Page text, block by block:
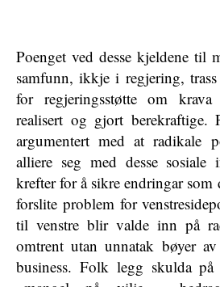
Poenget ved desse kjeldene til
samfunn, ikkje i regjering,
for regjeringsstøtte om
realisert og gjort berekraftige.
argumentert med at radikale
alliere seg med desse sosiale
krefter for å sikre endringar som
forslite problem for
til venstre blir valde inn på
omtrent utan unnatak bøyer
business. Folk legg skulda